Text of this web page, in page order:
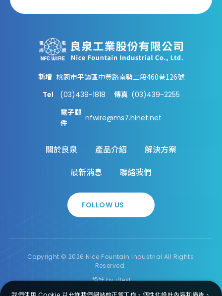
新增 桃園市平鎮區中豐路南勢二段460巷126號
Tel
(03)439-1818 傳真 (03)439-2255
電子郵
件
nfwire@ms7.hinet.net
關於良泉 產品介紹
解決方案
最新消息
聯絡我們
FOLLOW US
Copyright © 2026 Nice Fountain Industrial All Rights
Reserved.
設計 by iBest